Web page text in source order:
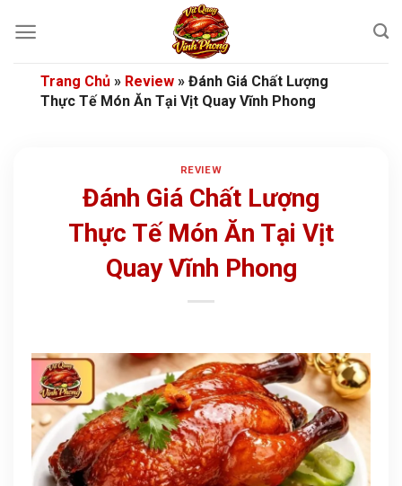
qua
Trang Chủ » Review » Đánh Giá Chất Lượng
Thực Tế Món Ăn Tại Vịt Quay Vĩnh Phong
REVIEW
Đánh Giá Chất Lượng
Thực Tế Món Ăn Tại Vịt
Quay Vĩnh Phong